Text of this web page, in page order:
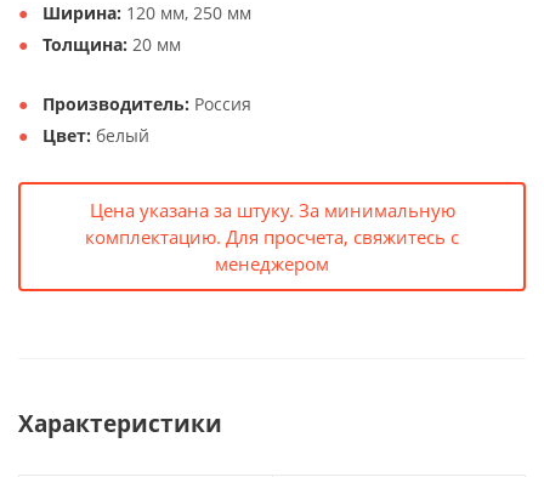
Ширина: 120 мм, 250 мм
Толщина: 20 мм
Производитель: Россия
Цвет: белый
Цена указана за штуку. За минимальную
комплектацию. Для просчета, свяжитесь с
менеджером
Характеристики